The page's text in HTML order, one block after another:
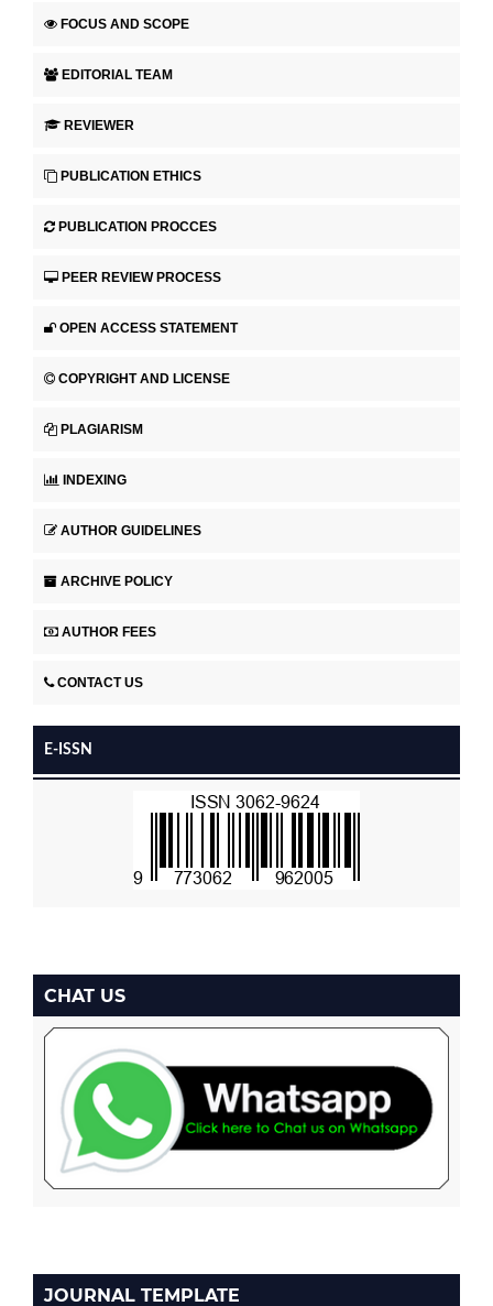
FOCUS AND SCOPE
EDITORIAL TEAM
REVIEWER
PUBLICATION ETHICS
PUBLICATION PROCCES
PEER REVIEW PROCESS
OPEN ACCESS STATEMENT
COPYRIGHT AND LICENSE
PLAGIARISM
INDEXING
AUTHOR GUIDELINES
ARCHIVE POLICY
AUTHOR FEES
CONTACT US
E-ISSN
CHAT US
JOURNAL TEMPLATE